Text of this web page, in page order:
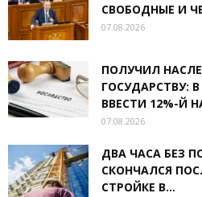
СВОБОДНЫЕ И
07.08.2026
ПОЛУЧИЛ
ГОСУДАРСТВУ:
ВВЕСТИ 12%-Й
07.08.2026
ДВА ЧАСА БЕЗ
СКОНЧАЛСЯ
СТРОЙКЕ В...